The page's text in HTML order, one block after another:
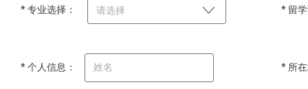
* 专业选择： 请选择 * 留
* 个人信息： * 所